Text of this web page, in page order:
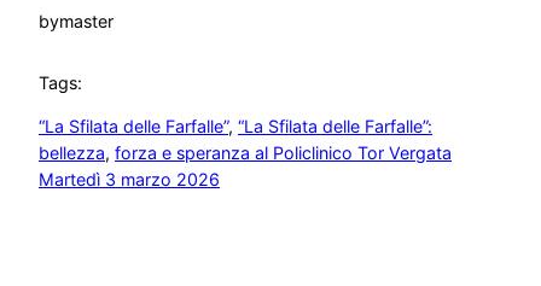
bymaster
Tags:
“La Sfilata delle Farfalle”, “La Sfilata delle Farfalle”:
bellezza, forza e speranza al Policlinico Tor Vergata
Martedì 3 marzo 2026